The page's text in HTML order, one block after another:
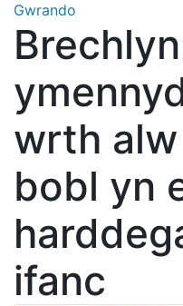
Gwrando
wrth
bobl yn
ifanc